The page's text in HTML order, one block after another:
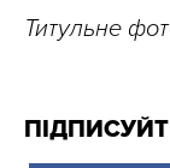
Титульне